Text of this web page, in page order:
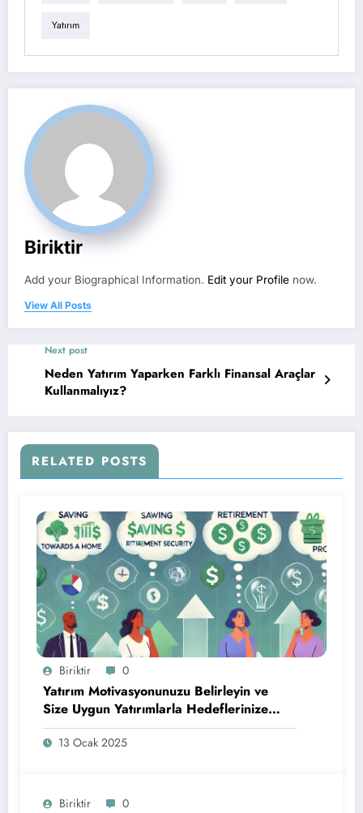
Yatırım
Biriktir
Add your Biographical Information. Edit your Profile now.
View All Posts
Next post
Neden Yatırım Yaparken Farklı Finansal Araçlar
Kullanmalıyız?
RELATED POSTS
Biriktir 0
Yatırım Motivasyonunuzu Belirleyin ve
Size Uygun Yatırımlarla Hedeflerinize
Ulaşın
13 Ocak 2025
Biriktir 0